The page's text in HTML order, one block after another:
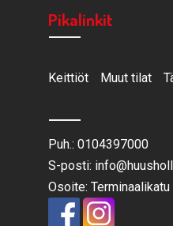
Pikalinkit
Keittiöt Muut tilat
Puh.: 0104397000
S-posti:
Osoite: